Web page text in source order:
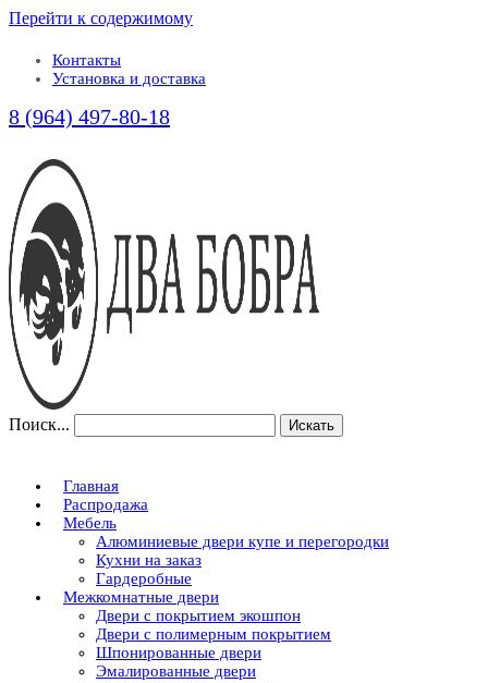
Перейти к содержимому
Контакты
Установка и доставка
8 (964) 497-80-18
Поиск... Искать
Главная
Распродажа
Мебель
Алюминиевые двери купе и перегородки
Кухни на заказ
Гардеробные
Межкомнатные двери
Двери с покрытием экошпон
Двери с полимерным покрытием
Шпонированные двери
Эмалированные двери